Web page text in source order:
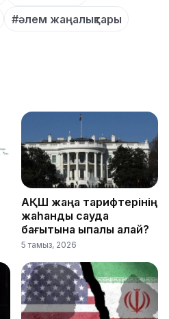
#әлем жаңалықтары
АҚШ жаңа тарифтерінің
жаһандық сауда
бағытына ықпалы қалай?
5 тамыз, 2026